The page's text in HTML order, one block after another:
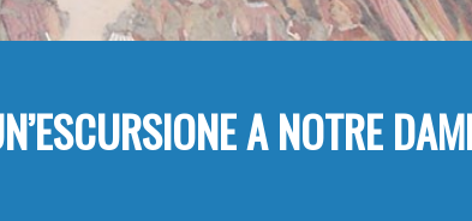
A NOTRE